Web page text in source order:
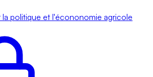
la politique et l'écononomie agricole